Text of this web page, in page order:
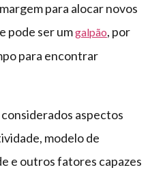
para alocar novos
pode ser umgalpão, por
para encontrar
aspectos
modelo de
e outros fatores capazes